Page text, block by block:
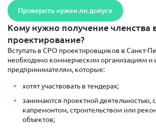
Проверить нужен ли допуск
Кому нужно получение членства
проектирование?
Вступать в СРО проектировщиков в Санкт-
необходимо коммерческим организациям и
предпринимателям, которые:
хотят участвовать в тендерах;
занимаются проектной деятельностью,
капремонтом, строительством или
объектов;